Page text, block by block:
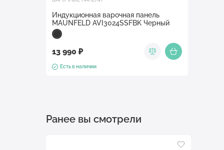
Индукционная варочная панель
MAUNFELD AVI3024SSFBK Черный
13 990 ₽
Есть в наличии
Ранее вы смотрели